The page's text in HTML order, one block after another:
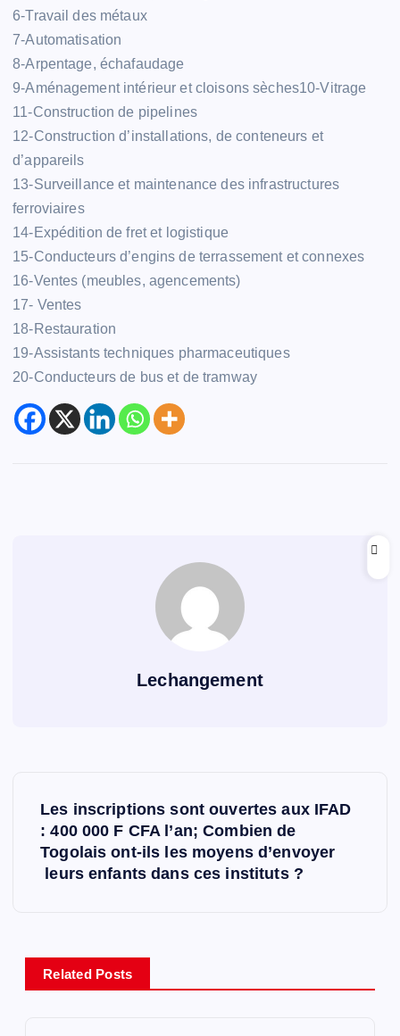
6-Travail des métaux
7-Automatisation
8-Arpentage, échafaudage
9-Aménagement intérieur et cloisons sèches10-Vitrage
11-Construction de pipelines
12-Construction d’installations, de conteneurs et
d’appareils
13-Surveillance et maintenance des infrastructures
ferroviaires
14-Expédition de fret et logistique
15-Conducteurs d’engins de terrassement et connexes
16-Ventes (meubles, agencements)
17- Ventes
18-Restauration
19-Assistants techniques pharmaceutiques
20-Conducteurs de bus et de tramway
Lechangement
g
Les inscriptions sont ouvertes aux IFAD
: 400 000 F CFA l’an; Combien de
Togolais ont-ils les moyens d’envoyer
leurs enfants dans ces instituts ?
Related Posts